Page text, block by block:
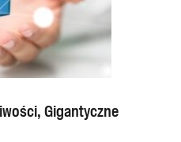
Gigantyczne